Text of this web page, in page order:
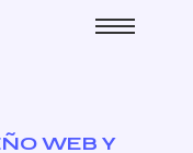
WEB Y